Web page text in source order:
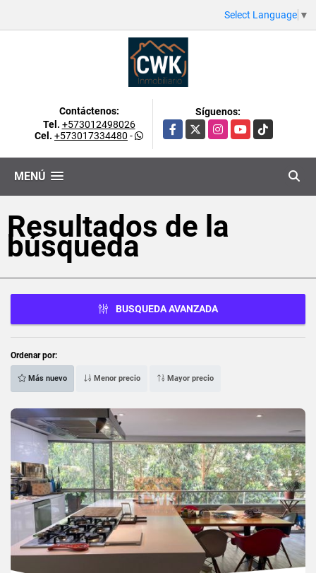
Select Language ▼
Contáctenos:
Tel. +573012498026
Cel. +573017334480 -
Síguenos:
Facebook
X InstagramYouTubeTikTok
MENÚ
Resultados de la
búsqueda
BUSQUEDA AVANZADA
Ordenar por:
Más nuevo Menor precio Mayor precio